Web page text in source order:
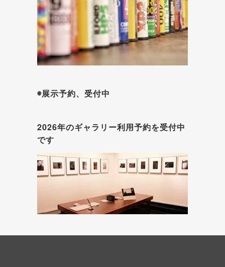
◉展示予約、受付中
2026年のギャラリー利用予約を受付中
です